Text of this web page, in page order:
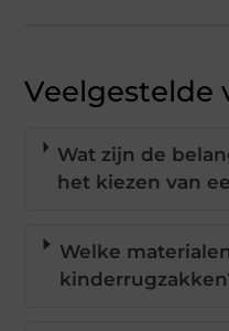
Veelgestelde
Wat zijn de
het kiezen van
Welke